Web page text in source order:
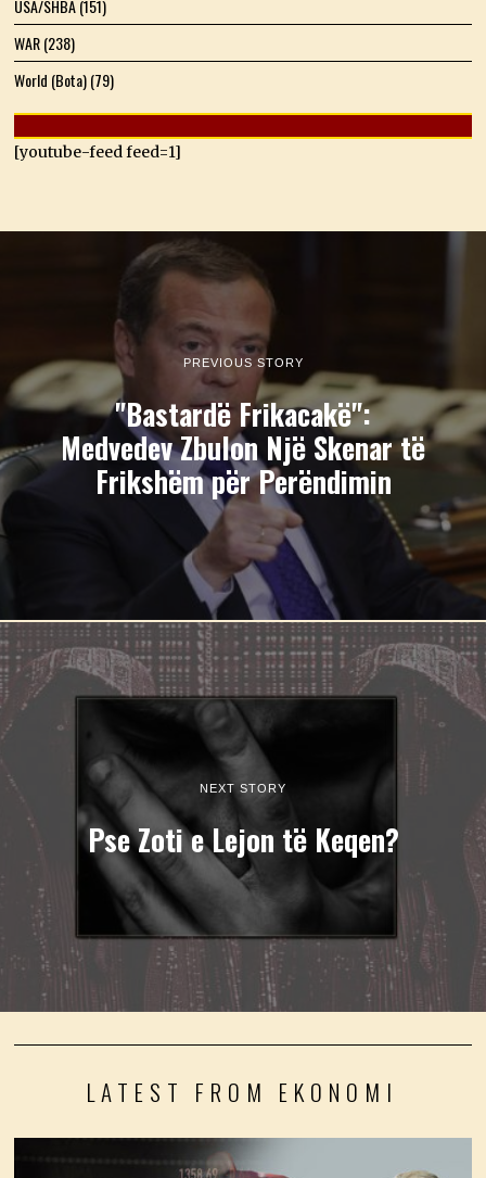
USA/SHBA(151)
WAR(238)
World (Bota)(79)
[youtube-feed feed=1]
PREVIOUS STORY
"Bastardë Frikacakë":
Medvedev Zbulon Një Skenar të
Frikshëm për Perëndimin
NEXT STORY
Pse Zoti e Lejon të Keqen?
LATEST FROM EKONOMI